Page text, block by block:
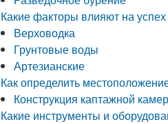
Какие факторы влияют на
Верховодка
Грунтовые воды
Артезианские
Как определить
Конструкция каптажной
Какие инструменты и